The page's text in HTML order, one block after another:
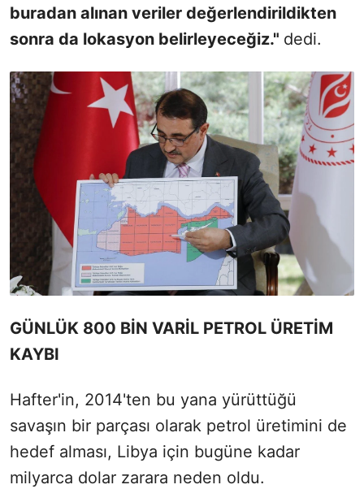
buradan alınan veriler değerlendirildikten
sonra da lokasyon belirleyeceğiz." dedi.
GÜNLÜK 800 BİN VARİL PETROL ÜRETİM
KAYBI
Hafter'in, 2014'ten bu yana yürüttüğü
savaşın bir parçası olarak petrol üretimini de
hedef alması, Libya için bugüne kadar
milyarca dolar zarara neden oldu.